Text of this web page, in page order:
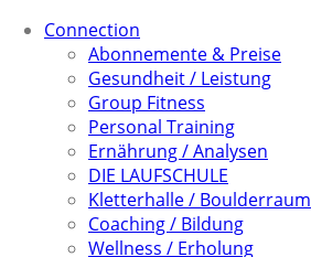
Connection
Abonnemente & Preise
Gesundheit / Leistung
Group Fitness
Personal Training
Ernährung / Analysen
DIE LAUFSCHULE
Kletterhalle / Boulderraum
Coaching / Bildung
Wellness / Erholung